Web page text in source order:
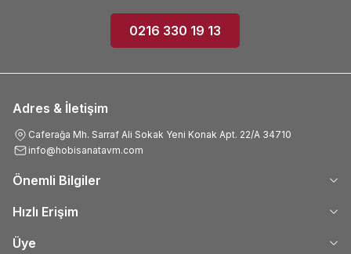
0216 330 19 13
Adres & İletişim
Caferağa Mh. Sarraf Ali Sokak Yeni Konak Apt. 22/A 34710
info@hobisanatavm.com
Önemli Bilgiler
Hızlı Erişim
Üye